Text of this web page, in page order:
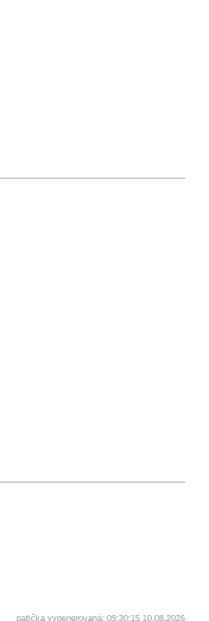
patička vygenerovaná: 09:30:15 10.08.2026